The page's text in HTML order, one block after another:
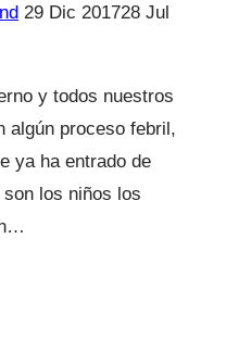
29 Dic 201728 Jul
y todos nuestros
algún proceso febril,
ya ha entrado de
los niños los